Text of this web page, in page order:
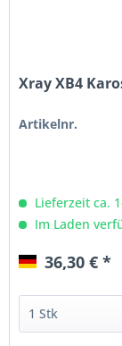
Xray XB4
Artikelnr.
Lieferzeit ca.
Im Laden
36,30 € *